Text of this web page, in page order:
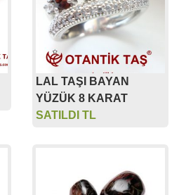
LAL TAŞI BAYAN
YÜZÜK 8 KARAT
SATILDI TL